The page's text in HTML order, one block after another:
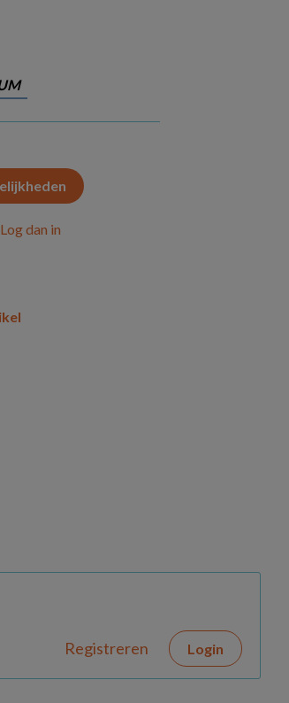
Log dan in
Registreren Login